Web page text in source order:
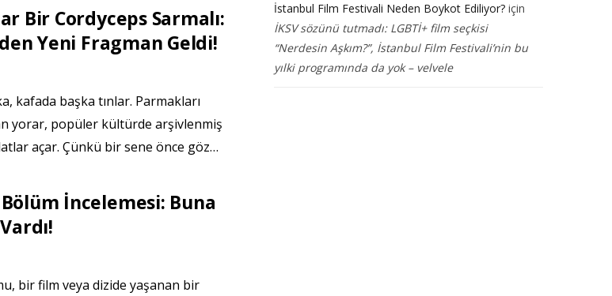
Bir Cordyceps Sarmalı:
Yeni Fragman Geldi!
kafada başka tınlar. Parmakları
yorar, popüler kültürde arşivlenmiş
açar. Çünkü bir sene önce göz…
Bölüm İncelemesi: Buna
bir film veya dizide yaşanan bir
İstanbul Film Festivali Neden Boykot Ediliyor? için
İKSV sözünü tutmadı: LGBTİ+ film seçkisi
“Nerdesin Aşkım?”, İstanbul Film Festivali’nin bu
yılki programında da yok – velvele